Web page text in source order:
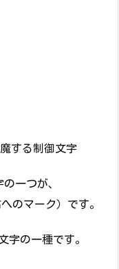
する制御文字
一つが、
のマーク）です。
字の一種です。